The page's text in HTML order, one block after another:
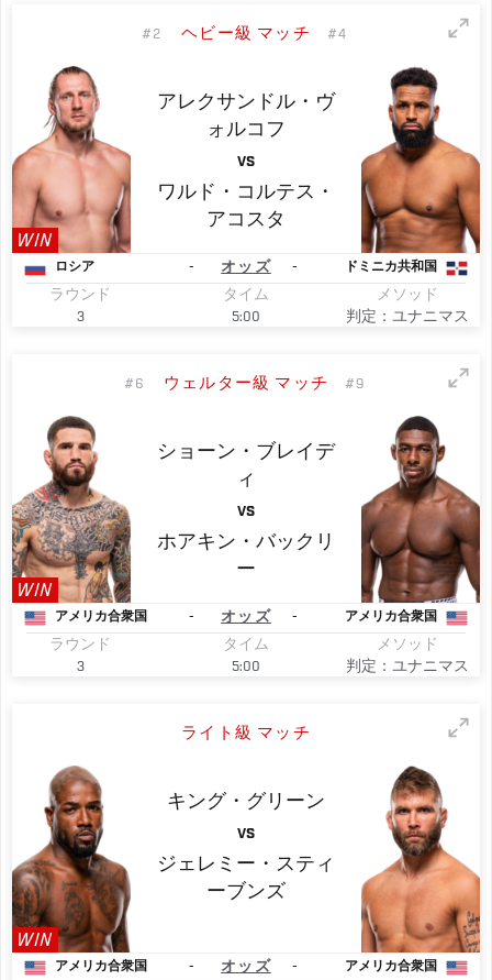
#2 ヘビー級 マッチ #4
WIN
アレクサンドル・ヴ
ォルコフ
VS
ワルド・コルテス・
アコスタ
ロシア - オッズ - ドミニカ共和国
ラウンド
3
タイム
5:00
メソッド
判定：ユナニマス
#6 ウェルター級 マッチ #9
WIN
ショーン・ブレイデ
ィ
VS
ホアキン・バックリ
ー
アメリカ合衆国 - オッズ - アメリカ合衆国
ラウンド
3
タイム
5:00
メソッド
判定：ユナニマス
ライト級 マッチ
WIN
キング・グリーン
VS
ジェレミー・スティ
ーブンズ
アメリカ合衆国 - オッズ - アメリカ合衆国